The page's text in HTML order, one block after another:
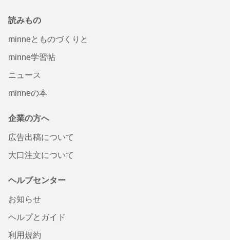
読みもの
minneとものづくりと
minne学習帖
ニュース
minneの本
企業の方へ
広告出稿について
大口注文について
ヘルプセンター
お知らせ
ヘルプとガイド
利用規約